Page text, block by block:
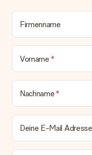
zeitgleich mit der
deinem MySurprise
Firmenname
Vorname
Nachname
Deine E-Mail Adresse